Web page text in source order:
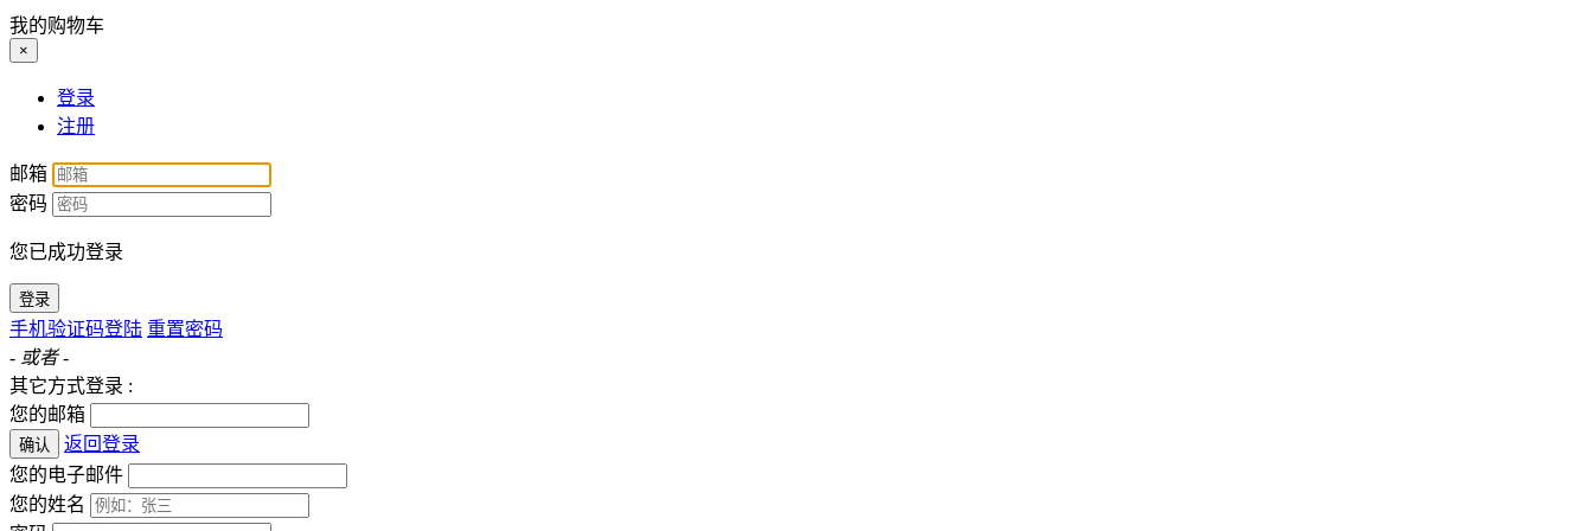
我的购物车
×
登录
注册
邮箱
密码
您已成功登录
登录
手机验证码登陆 重置密码
- 或者 -
其它方式登录 :
您的邮箱
确认
返回登录
您的电子邮件
您的姓名